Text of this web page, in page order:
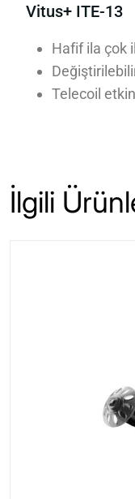
Vitus+ ITE-13
Hafif ila çok
Telecoil etkin
İlgili